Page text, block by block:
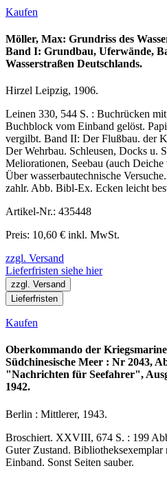
Kaufen
Möller, Max: Grundriss des
Band I: Grundbau, Uferwände,
Wasserstraßen Deutschlands.
Hirzel Leipzig, 1906.
Leinen 330, 544 S. : Buchrücken
Buchblock vom Einband gelöst.
vergilbt. Band II: Der Flußbau. der
Der Wehrbau. Schleusen, Docks u.
Meliorationen, Seebau (auch
Über wasserbautechnische
zahlr. Abb. Bibl-Ex. Ecken leicht
Artikel-Nr.: 435448
Preis: 10,60 € inkl. MwSt.
zzgl. Versand
Lieferfristen siehe hier
zzgl. Versand
Lieferfristen
Kaufen
Oberkommando der
Südchinesische Meer : Nr 2043,
"Nachrichten für Seefahrer",
1942.
Berlin : Mittlerer, 1943.
Broschiert. XXVIII, 674 S. : 199
Guter Zustand.
Einband. Sonst Seiten sauber.